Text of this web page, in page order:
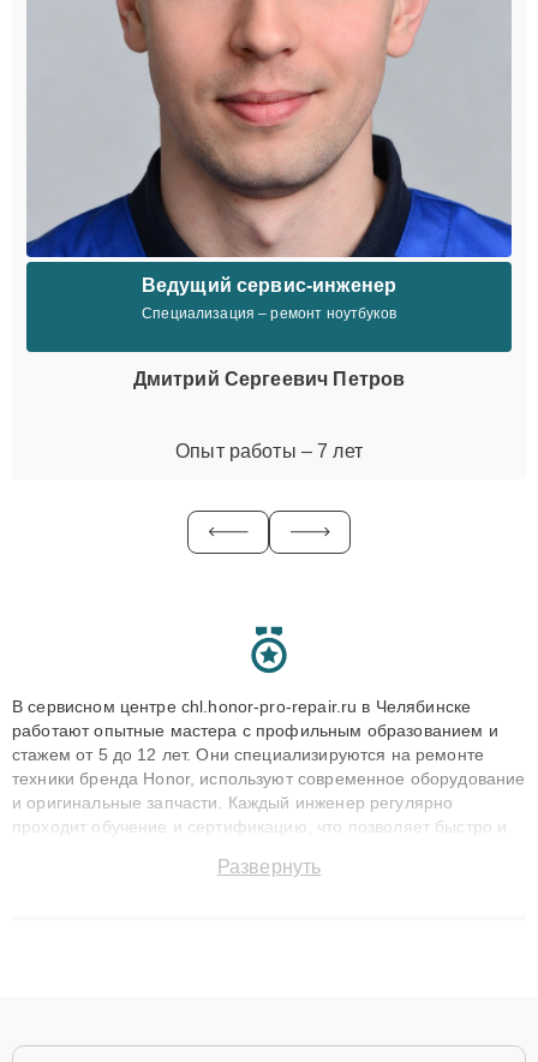
Ведущий сервис-инженер
Специализация – ремонт ноутбуков
Дмитрий Сергеевич Петров
Опыт работы – 7 лет
В сервисном центре chl.honor-pro-repair.ru в Челябинске
работают опытные мастера с профильным образованием и
стажем от 5 до 12 лет. Они специализируются на ремонте
техники бренда Honor, используют современное оборудование
и оригинальные запчасти. Каждый инженер регулярно
проходит обучение и сертификацию, что позволяет быстро и
сохранением гарантии до 3 лет. Наши мастера решают
Развернуть